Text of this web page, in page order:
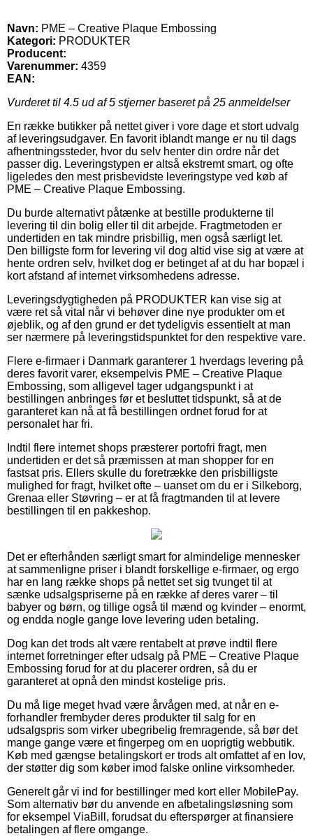
Navn: PME – Creative Plaque Embossing
Kategori: PRODUKTER
Producent:
Varenummer: 4359
EAN:
Vurderet til 4.5 ud af 5 stjerner baseret på 25 anmeldelser
En række butikker på nettet giver i vore dage et stort udvalg
af leveringsudgaver. En favorit iblandt mange er nu til dags
afhentningssteder, hvor du selv henter din ordre når det
passer dig. Leveringstypen er altså ekstremt smart, og ofte
ligeledes den mest prisbevidste leveringstype ved køb af
PME – Creative Plaque Embossing.
Du burde alternativt påtænke at bestille produkterne til
levering til din bolig eller til dit arbejde. Fragtmetoden er
undertiden en tak mindre prisbillig, men også særligt let.
Den billigste form for levering vil dog altid vise sig at være at
hente ordren selv, hvilket dog er betinget af at du har bopæl i
kort afstand af internet virksomhedens adresse.
Leveringsdygtigheden på PRODUKTER kan vise sig at
være ret så vital når vi behøver dine nye produkter om et
øjeblik, og af den grund er det tydeligvis essentielt at man
ser nærmere på leveringstidspunktet for den respektive vare.
Flere e-firmaer i Danmark garanterer 1 hverdags levering på
deres favorit varer, eksempelvis PME – Creative Plaque
Embossing, som alligevel tager udgangspunkt i at
bestillingen anbringes før et besluttet tidspunkt, så at de
garanteret kan nå at få bestillingen ordnet forud for at
personalet har fri.
Indtil flere internet shops præsterer portofri fragt, men
undertiden er det så præmissen at man shopper for en
fastsat pris. Ellers skulle du foretrække den prisbilligste
mulighed for fragt, hvilket ofte – uanset om du er i Silkeborg,
Grenaa eller Støvring – er at få fragtmanden til at levere
bestillingen til en pakkeshop.
Det er efterhånden særligt smart for almindelige mennesker
at sammenligne priser i blandt forskellige e-firmaer, og ergo
har en lang række shops på nettet set sig tvunget til at
sænke udsalgspriserne på en række af deres varer – til
babyer og børn, og tillige også til mænd og kvinder – enormt,
og endda nogle gange love levering uden betaling.
Dog kan det trods alt være rentabelt at prøve indtil flere
internet forretninger efter udsalg på PME – Creative Plaque
Embossing forud for at du placerer ordren, så du er
garanteret at opnå den mindst kostelige pris.
Du må lige meget hvad være årvågen med, at når en e-
forhandler frembyder deres produkter til salg for en
udsalgspris som virker ubegribelig fremragende, så bør det
mange gange være et fingerpeg om en uoprigtig webbutik.
Køb med gængse betalingskort er trods alt omfattet af en lov,
der støtter dig som køber imod falske online virksomheder.
Generelt går vi ind for bestillinger med kort eller MobilePay.
Som alternativ bør du anvende en afbetalingsløsning som
for eksempel ViaBill, forudsat du efterspørger at finansiere
betalingen af flere omgange.